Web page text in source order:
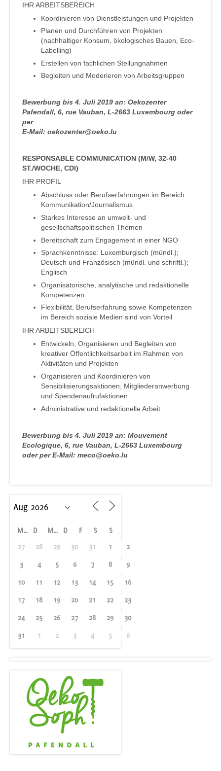
IHR ARBEITSBEREICH
Koordinieren von Dienstleistungen und Projekten
Planen und Durchführen von Projekten
(nachhaltiger Konsum, ökologisches Bauen, Eco-
Labelling)
Erstellen von fachlichen Stellungnahmen
Begleiten und Moderieren von Arbeitsgruppen
Bewerbung bis 4. Juli 2019 an: Oekozenter
Pafendall, 6, rue Vauban, L-2663 Luxembourg oder
per
E-Mail: oekozenter@oeko.lu
RESPONSABLE COMMUNICATION (M/W, 32-40
ST./WOCHE, CDI)
IHR PROFIL
Abschluss oder Berufserfahrungen im Bereich
Kommunikation/Journalismus
Starkes Interesse an umwelt- und
gesellschaftspolitischen Themen
Bereitschaft zum Engagement in einer NGO
Sprachkenntnisse: Luxemburgisch (mündl.);
Deutsch und Französisch (mündl. und schriftl.);
Englisch
Organisatorische, analytische und redaktionelle
Kompetenzen
Flexibilität, Berufserfahrung sowie Kompetenzen
im Bereich soziale Medien sind von Vorteil
IHR ARBEITSBEREICH
Entwickeln, Organisieren und Begleiten von
kreativer Öffentlichkeitsarbeit im Rahmen von
Aktivitäten und Projekten
Organisieren und Koordinieren von
Sensibilisierungsaktionen, Mitgliederanwerbung
und Spendenaufrufaktionen
Administrative und redaktionelle Arbeit
Bewerbung bis 4. Juli 2019 an: Mouvement
Ecologique, 6, rue Vauban, L-2663 Luxembourg
oder per E-Mail: meco@oeko.lu
M D M D F S
S
27
28 29 30 31 1 2
3 4 5 6 7 8 9
10 11 12 13 14 15 16
17 18 19 20 21 22 23
24 25 26 27 28 29 30
31 1 2 3 4 5 6